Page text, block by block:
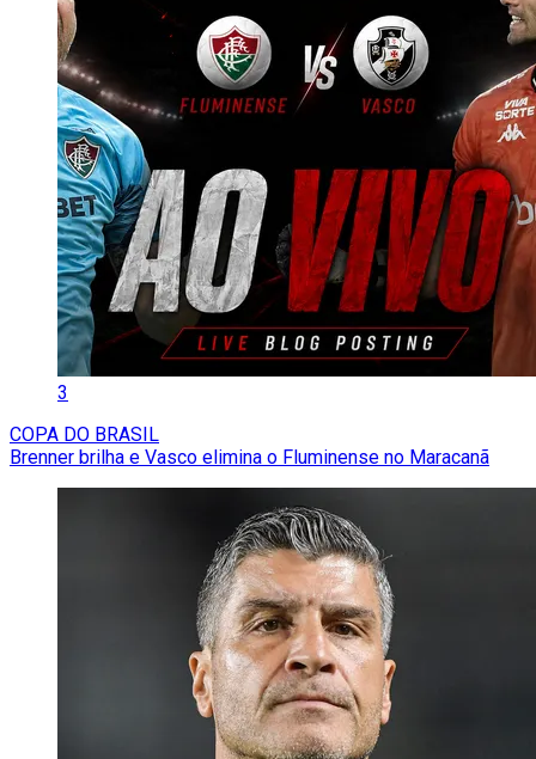
3
COPA DO BRASIL
Brenner brilha e Vasco elimina o Fluminense no Maracanã